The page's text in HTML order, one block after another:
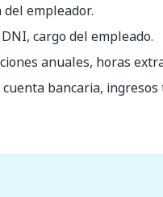
empleador.
cargo del empleado.
anuales, horas
bancaria,